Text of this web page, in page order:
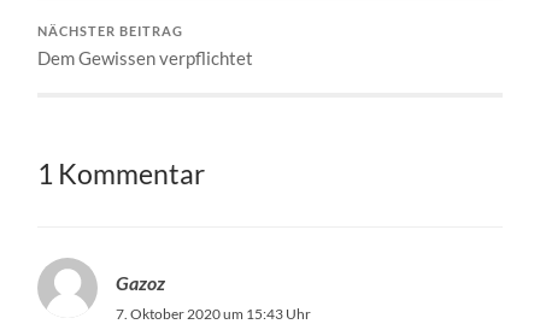
NÄCHSTER BEITRAG
Dem Gewissen verpflichtet
1 Kommentar
Gazoz
7. Oktober 2020 um 15:43 Uhr